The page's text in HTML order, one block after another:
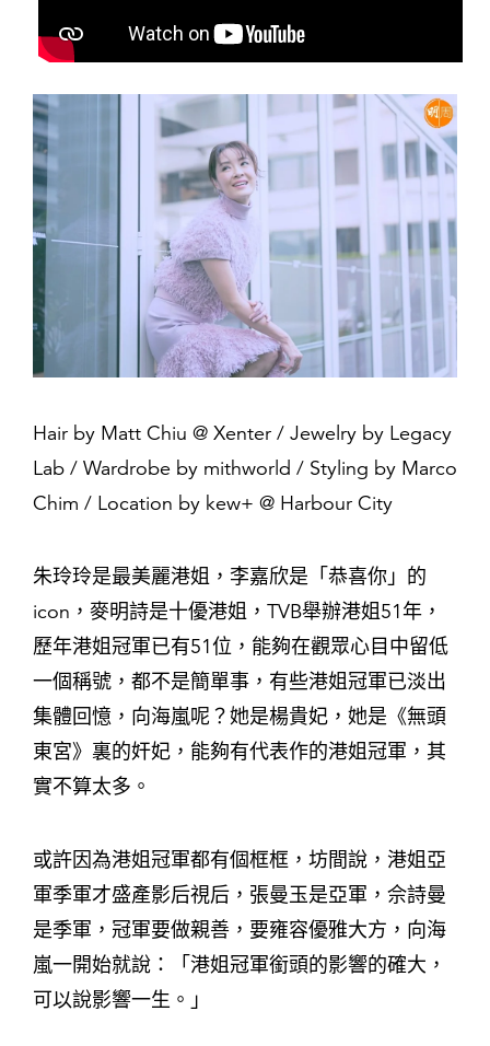
Hair by Matt Chiu @ Xenter / Jewelry by Legacy
Lab / Wardrobe by mithworld / Styling by Marco
Chim / Location by kew+ @ Harbour City
朱玲玲是最美麗港姐，李嘉欣是「恭喜你」的
icon，麥明詩是十優港姐，TVB舉辦港姐51年，
歷年港姐冠軍已有51位，能夠在觀眾心目中留低
一個稱號，都不是簡單事，有些港姐冠軍已淡出
集體回憶，向海嵐呢？她是楊貴妃，她是《無頭
東宮》裏的奸妃，能夠有代表作的港姐冠軍，其
實不算太多。
或許因為港姐冠軍都有個框框，坊間說，港姐亞
軍季軍才盛產影后視后，張曼玉是亞軍，佘詩曼
是季軍，冠軍要做親善，要雍容優雅大方，向海
嵐一開始就說：「港姐冠軍銜頭的影響的確大，
可以說影響一生。」